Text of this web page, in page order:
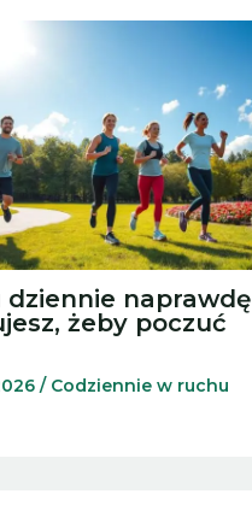
dziennie naprawdę
żeby poczuć
/ Codziennie w ruchu